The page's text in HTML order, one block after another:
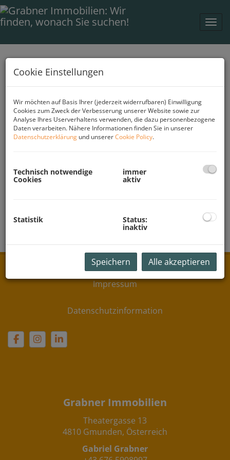
Auf Vertrauen
bauen
Partnern
Impressum
Datenschutzinformation
Grabner Immobilien
Theatergasse 13
4810 Gmunden, Österreich
Gabriel Grabner
Cookie Einstellungen
Wir möchten auf Basis Ihrer (jederzeit widerrufbaren) Einwilligung
Cookies zum Zweck der Verbesserung unserer Website sowie zur
Analyse Ihres Userverhaltens verwenden, die dazu personenbezogene
Daten verarbeiten. Nähere Informationen finden Sie in unserer
Datenschutzerklärung und unsererCookie Policy.
Technisch notwendige
Cookies
immer
aktiv
Statistik Status:
inaktiv
Speichern Alle akzeptieren